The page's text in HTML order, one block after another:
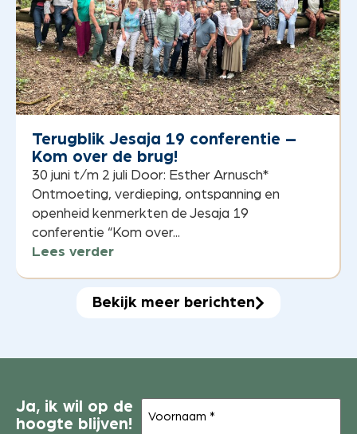
Terugblik Jesaja 19 conferentie –
Kom over de brug!
30 juni t/m 2 juli Door: Esther Arnusch*
Ontmoeting, verdieping, ontspanning en
openheid kenmerkten de Jesaja 19
conferentie “Kom over...
Lees verder
Bekijk meer berichten
Ja, ik wil op de
hoogte blijven!
Voornaam